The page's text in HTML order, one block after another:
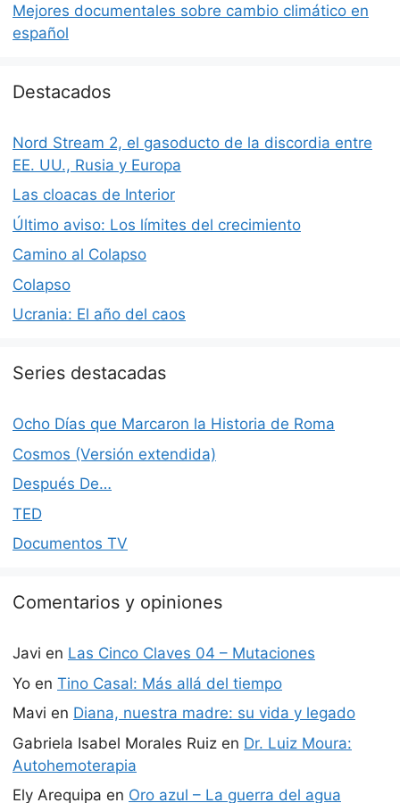
Mejores documentales sobre cambio climático en
español
Destacados
Nord Stream 2, el gasoducto de la discordia entre
EE. UU., Rusia y Europa
Las cloacas de Interior
Último aviso: Los límites del crecimiento
Camino al Colapso
Colapso
Ucrania: El año del caos
Series destacadas
Ocho Días que Marcaron la Historia de Roma
Cosmos (Versión extendida)
Después De…
TED
Documentos TV
Comentarios y opiniones
Javi en Las Cinco Claves 04 – Mutaciones
Yo en Tino Casal: Más allá del tiempo
Mavi en Diana, nuestra madre: su vida y legado
Gabriela Isabel Morales Ruiz en Dr. Luiz Moura:
Autohemoterapia
Ely Arequipa en Oro azul – La guerra del agua